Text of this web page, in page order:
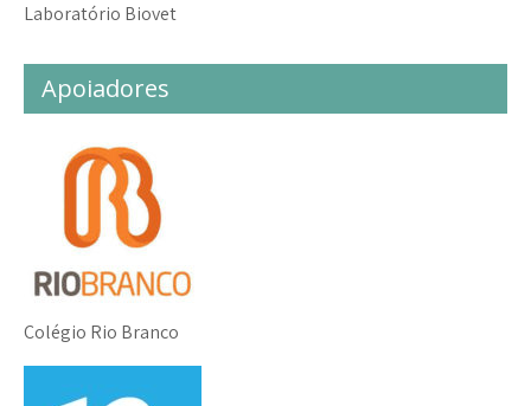
Laboratório Biovet
Apoiadores
Colégio Rio Branco